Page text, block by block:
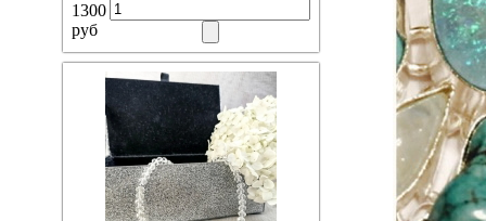
1300
руб